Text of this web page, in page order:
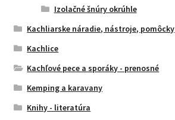
Izolačné šnúry okrúhle
Kachliarske náradie, nástroje, pomôcky
Kachlice
Kachľové pece a sporáky - prenosné
Kemping a karavany
Knihy - literatúra